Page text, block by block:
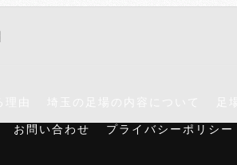
お問い合わせ プライバシーポリシー